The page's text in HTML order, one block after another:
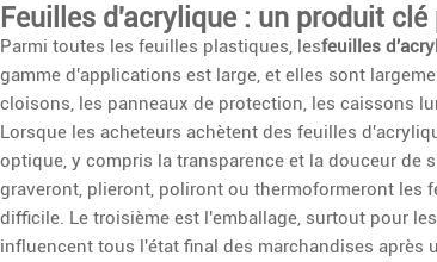
Feuilles d'acrylique : un produit
Parmi toutes les feuilles plastiques, lesfeuilles
gamme d'applications est large, et elles sont
cloisons, les panneaux de protection, les caissons
Lorsque les acheteurs achètent des feuilles
optique, y compris la transparence et la douceur de
graveront, plieront, poliront ou thermoformeront les
difficile. Le troisième est l'emballage, surtout pour
influencent tous l'état final des marchandises après